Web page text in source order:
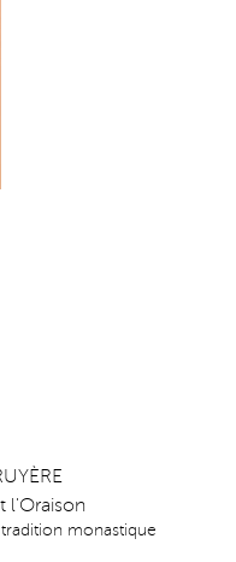
l'Oraison
monastique